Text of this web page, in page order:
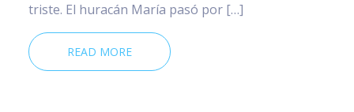
triste. El huracán María pasó por […]
READ MORE